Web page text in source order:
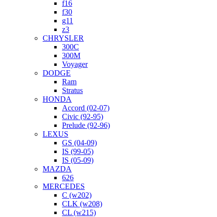
f16
f30
g11
z3
CHRYSLER
300C
300M
Voyager
DODGE
Ram
Stratus
HONDA
Accord (02-07)
Civic (92-95)
Prelude (92-96)
LEXUS
GS (04-09)
IS (99-05)
IS (05-09)
MAZDA
626
MERCEDES
C (w202)
CLK (w208)
CL (w215)